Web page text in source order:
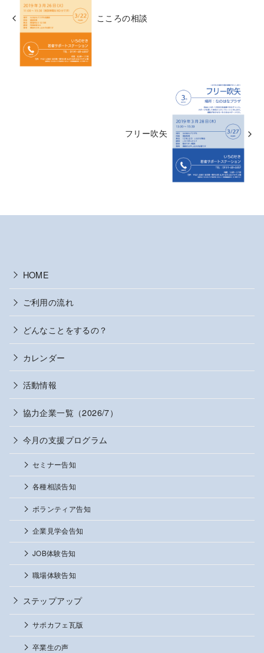
こころの相談
フリー吹矢
HOME
ご利用の流れ
どんなことをするの？
カレンダー
活動情報
協力企業一覧（2026/7）
今月の支援プログラム
セミナー告知
各種相談告知
ボランティア告知
企業見学会告知
JOB体験告知
職場体験告知
ステップアップ
サポカフェ瓦版
卒業生の声